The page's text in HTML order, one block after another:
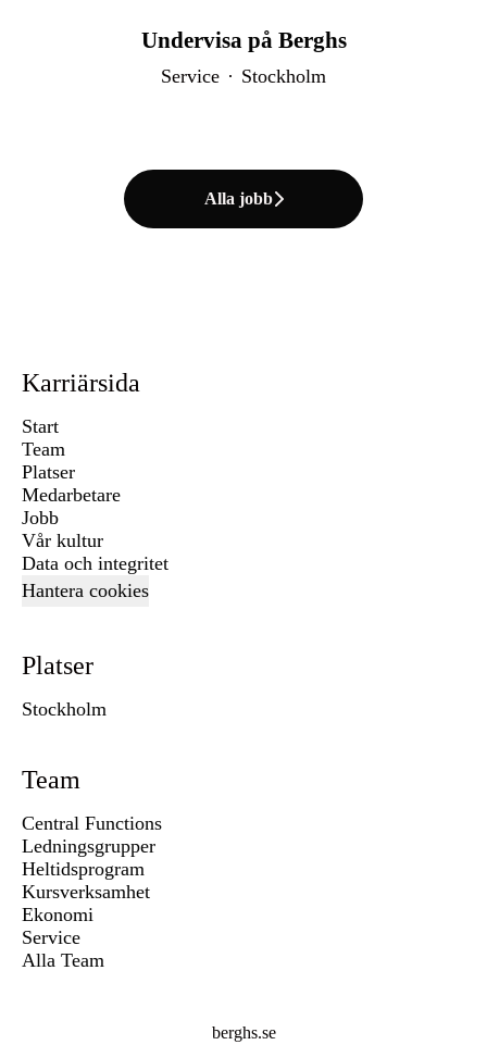
Undervisa på Berghs
Service · Stockholm
Alla jobb
Karriärsida
Start
Team
Platser
Medarbetare
Jobb
Vår kultur
Data och integritet
Hantera cookies
Platser
Stockholm
Team
Central Functions
Ledningsgrupper
Heltidsprogram
Kursverksamhet
Ekonomi
Service
Alla Team
berghs.se